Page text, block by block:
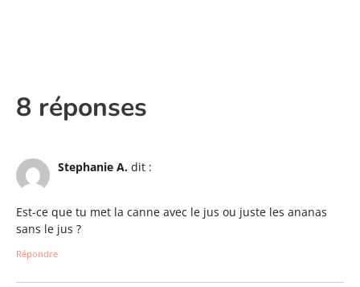
8 réponses
Stephanie A. dit :
Est-ce que tu met la canne avec le jus ou juste les ananas
sans le jus ?
Répondre